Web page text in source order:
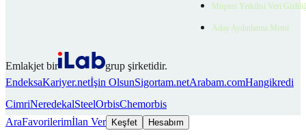
Müşteri Yetkilisi Veri
Aday Aydınlatma Metni
Emlakjet bir
grup şirketidir.
EndeksaKariyer.netİşin OlsunSigortam.netArabam.comHangikredi
CimriNeredekalSteelOrbisChemorbis
AraFavorilerimİlan Ver Keşfet Hesabım